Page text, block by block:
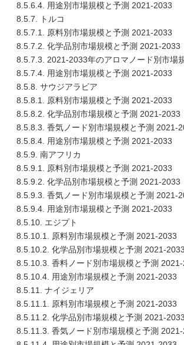
8.5.6.4. 用途別市場規模と予測 2021-2033
8.5.7. トルコ
8.5.7.1. 原料別市場規模と予測 2021-2033
8.5.7.2. 化学品別市場規模と予測 2021-2033
8.5.7.3. 2021-2033年のアロマノード別市場
8.5.7.4. 用途別市場規模と予測 2021-2033
8.5.8. サウジアラビア
8.5.8.1. 原料別市場規模と予測 2021-2033
8.5.8.2. 化学品別市場規模と予測 2021-2033
8.5.8.3. 香気ノード別市場規模と予測 2021-
8.5.8.4. 用途別市場規模と予測 2021-2033
8.5.9. 南アフリカ
8.5.9.1. 原料別市場規模と予測 2021-2033
8.5.9.2. 化学品別市場規模と予測 2021-2033
8.5.9.3. 香気ノード別市場規模と予測 2021-
8.5.9.4. 用途別市場規模と予測 2021-2033
8.5.10. エジプト
8.5.10.1. 原料別市場規模と予測 2021-2033
8.5.10.2. 化学品別市場規模と予測 2021-2033
8.5.10.3. 香料ノード別市場規模と予測
8.5.10.4. 用途別市場規模と予測 2021-2033
8.5.11. ナイジェリア
8.5.11.1. 原料別市場規模と予測 2021-2033
8.5.11.2. 化学品別市場規模と予測 2021-2033
8.5.11.3. 香気ノード別市場規模と予測